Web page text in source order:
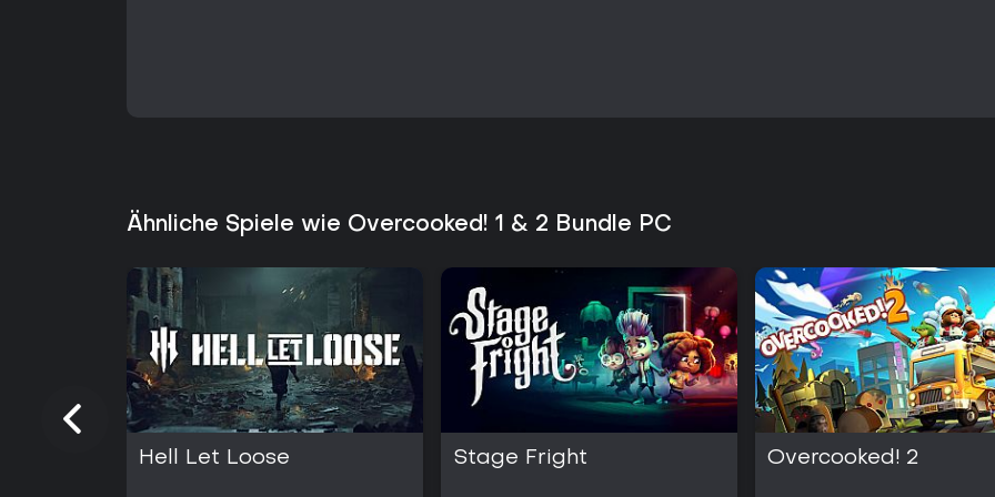
Unterstützung und verfeinerte
bis vier Teilnehmern, die sich
Ähnliche Spiele wie Overcooked! 1 & 2 Bundle PC
Hell Let Loose Stage Fright Overcooked! 2